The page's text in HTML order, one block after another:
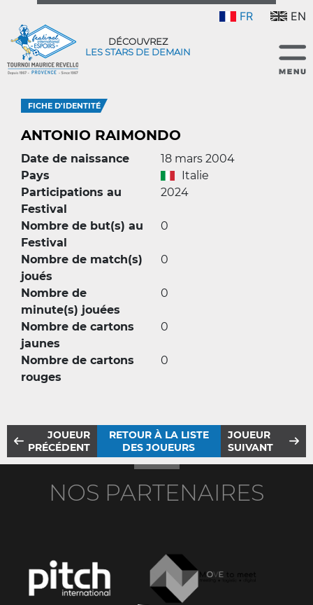
FR EN
DÉCOUVREZ
LES STARS DE DEMAIN
FICHE D'IDENTITÉ
ANTONIO RAIMONDO
Date de naissance
18 mars 2004
Pays
Italie
Participations au
Festival
2024
Nombre de but(s) au
Festival
0
Nombre de match(s)
joués
0
Nombre de
minute(s) jouées
0
Nombre de cartons
jaunes
0
Nombre de cartons
rouges
0
JOUEUR
PRÉCÉDENT
RETOUR À LA LISTE
DES JOUEURS
JOUEUR
SUIVANT
NOS PARTENAIRES